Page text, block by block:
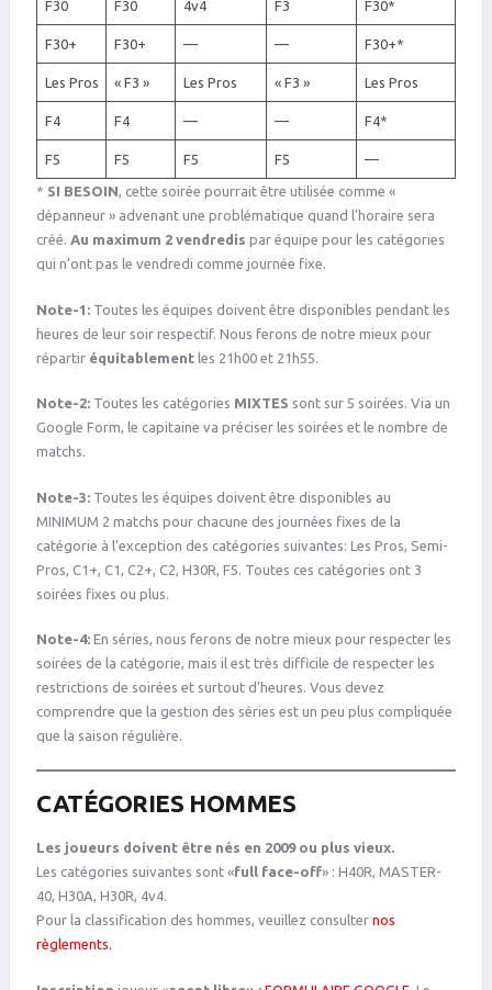
F30 F30 4v4 F3 F30*
F30+ F30+ — — F30+*
Les Pros « F3 » Les Pros « F3 » Les Pros
F4 F4 — — F4*
F5 F5 F5 F5 —
* SI BESOIN, cette soirée pourrait être utilisée comme «
dépanneur » advenant une problématique quand l’horaire sera
créé. Au maximum 2 vendredis par équipe pour les catégories
qui n’ont pas le vendredi comme journée fixe.
Note-1: Toutes les équipes doivent être disponibles pendant les
heures de leur soir respectif. Nous ferons de notre mieux pour
répartir équitablement les 21h00 et 21h55.
Note-2: Toutes les catégories MIXTES sont sur 5 soirées. Via un
Google Form, le capitaine va préciser les soirées et le nombre de
matchs.
Note-3: Toutes les équipes doivent être disponibles au
MINIMUM 2 matchs pour chacune des journées fixes de la
catégorie à l’exception des catégories suivantes: Les Pros, Semi-
Pros, C1+, C1, C2+, C2, H30R, F5. Toutes ces catégories ont 3
soirées fixes ou plus.
Note-4: En séries, nous ferons de notre mieux pour respecter les
soirées de la catégorie, mais il est très difficile de respecter les
restrictions de soirées et surtout d’heures. Vous devez
comprendre que la gestion des séries est un peu plus compliquée
que la saison régulière.
CATÉGORIES HOMMES
Les joueurs doivent être nés en 2009 ou plus vieux.
Les catégories suivantes sont «full face-off» : H40R, MASTER-
40, H30A, H30R, 4v4.
Pour la classification des hommes, veuillez consulter nos
règlements.